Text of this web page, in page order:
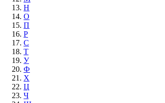
Н
О
П
Р
С
Т
У
Ф
Х
Ц
Ч